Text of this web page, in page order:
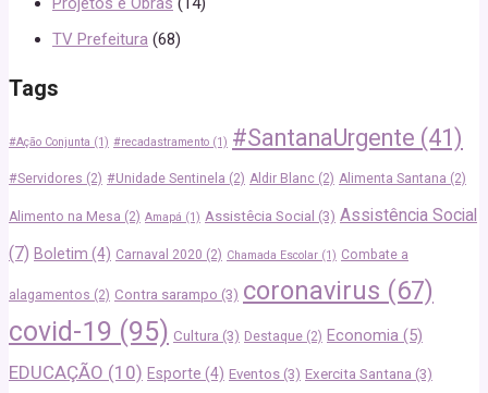
TV Prefeitura (68)
Tags
#Ação Conjunta (1) #recadastramento (1) #SantanaUrgente (41)
#Servidores (2) #Unidade Sentinela (2) Aldir Blanc (2) Alimenta Santana (2)
Alimento na Mesa (2) Amapá (1) Assistêcia Social (3) Assistência Social
(7) Boletim (4) Carnaval 2020 (2) Chamada Escolar (1) Combate a
alagamentos (2) Contra sarampo (3) coronavirus (67)
covid-19 (95) Cultura (3) Destaque (2) Economia (5)
EDUCAÇÃO (10) Esporte (4) Eventos (3) Exercita Santana (3)